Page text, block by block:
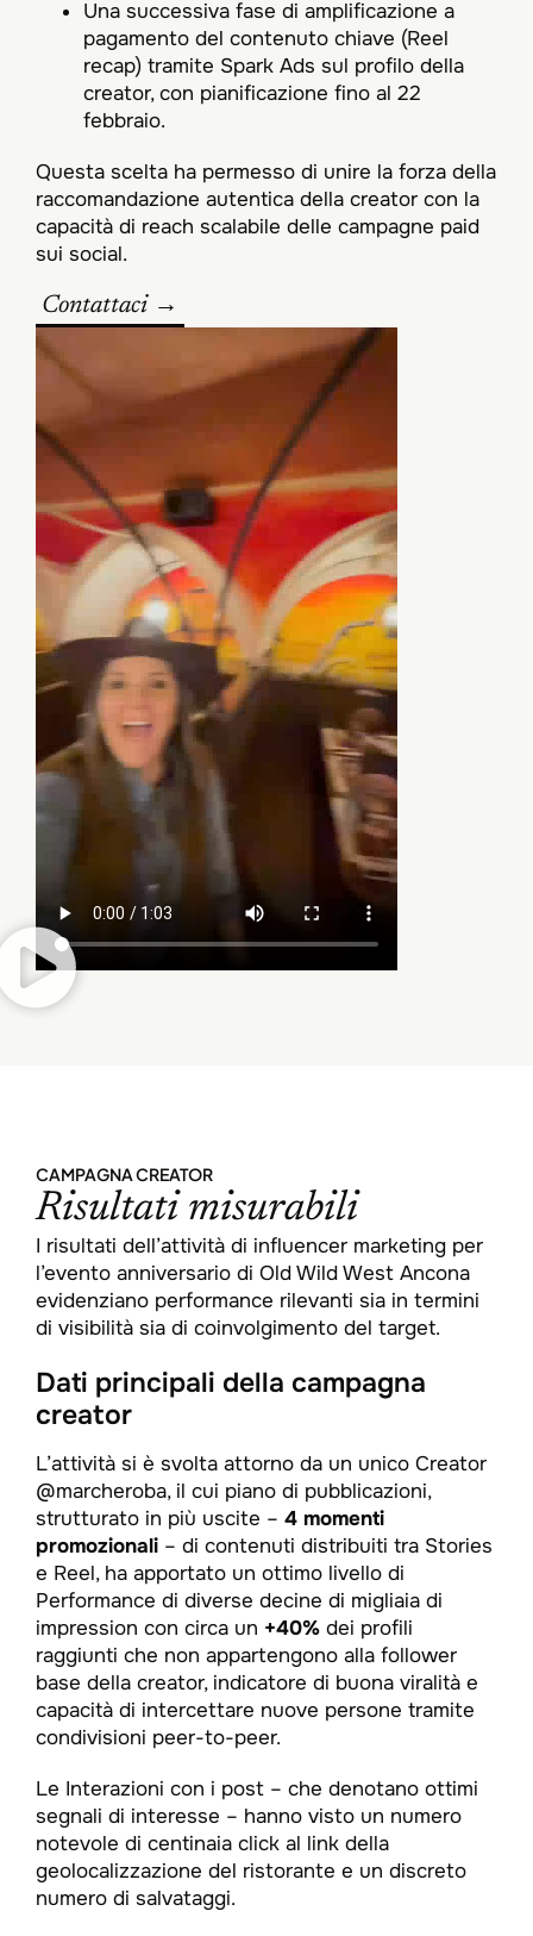
Una successiva fase di amplificazione a
pagamento del contenuto chiave (Reel
recap) tramite Spark Ads sul profilo della
creator, con pianificazione fino al 22
febbraio.​
Questa scelta ha permesso di unire la forza della
raccomandazione autentica della creator con la
capacità di reach scalabile delle campagne paid
sui social.
Contattaci →
CAMPAGNA CREATOR
Risultati misurabili
I risultati dell’attività di influencer marketing per
l’evento anniversario di Old Wild West Ancona
evidenziano performance rilevanti sia in termini
di visibilità sia di coinvolgimento del target.​
Dati principali della campagna
creator
L’attività si è svolta attorno da un unico Creator
@marcheroba, il cui piano di pubblicazioni,
strutturato in più uscite – 4 momenti
promozionali – di contenuti distribuiti tra Stories
e Reel, ha apportato un ottimo livello di
Performance di diverse decine di migliaia di
impression con circa un +40% dei profili
raggiunti che non appartengono alla follower
base della creator, indicatore di buona viralità e
capacità di intercettare nuove persone tramite
condivisioni peer-to-peer.​
Le Interazioni con i post – che denotano ottimi
segnali di interesse – hanno visto un numero
notevole di centinaia click al link della
geolocalizzazione del ristorante e un discreto
numero di salvataggi.